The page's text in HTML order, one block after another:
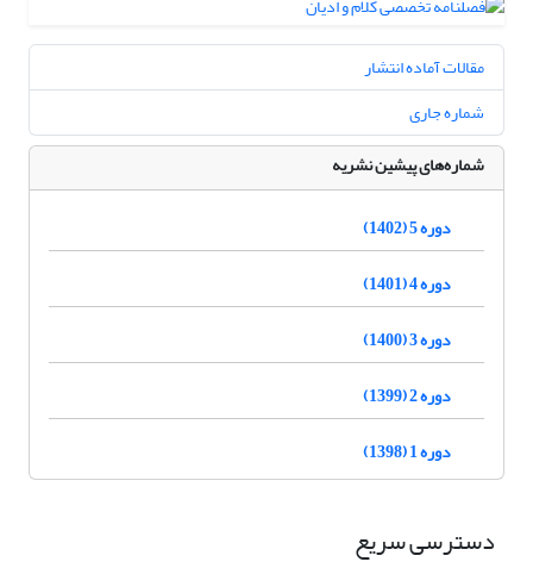
مقالات آماده انتشار
شماره جاری
شماره‌های پیشین نشریه
دوره 5 (1402)
دوره 4 (1401)
دوره 3 (1400)
دوره 2 (1399)
دوره 1 (1398)
دسترسی سریع